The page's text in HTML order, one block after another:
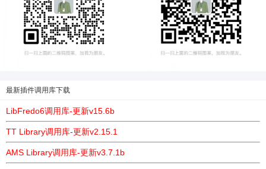
最新插件调用库下载
LibFredo6调用库-更新v15.6b
TT Library调用库-更新v2.15.1
AMS Library调用库-更新v3.7.1b